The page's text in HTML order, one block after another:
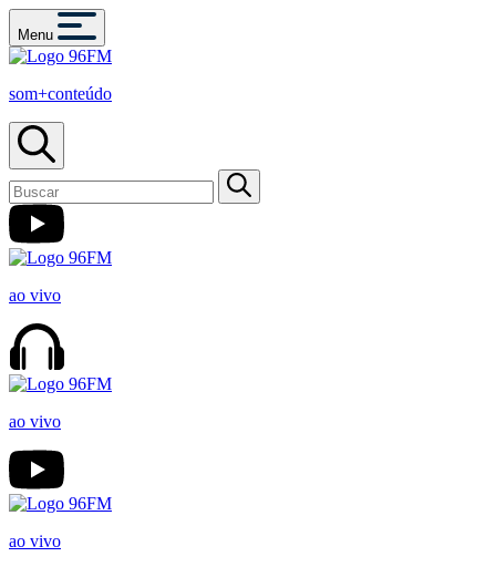
Menu
som+conteúdo
ao vivo
ao vivo
ao vivo